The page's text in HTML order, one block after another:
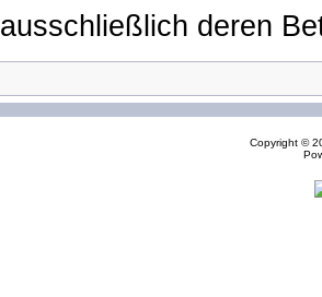
ausschließlich deren
Copyright ©